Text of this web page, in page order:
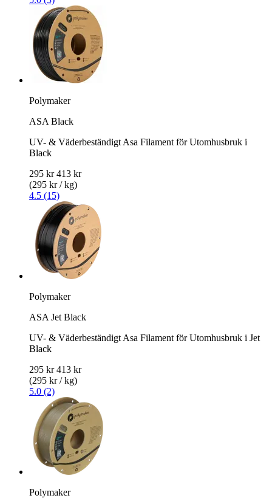
Polymaker
ASA Black
UV- & Väderbeständigt Asa Filament för Utomhusbruk i
Black
295 kr 413 kr
(295 kr / kg)
4.5 (15)
Polymaker
ASA Jet Black
UV- & Väderbeständigt Asa Filament för Utomhusbruk i Jet
Black
295 kr 413 kr
(295 kr / kg)
5.0 (2)
Polymaker